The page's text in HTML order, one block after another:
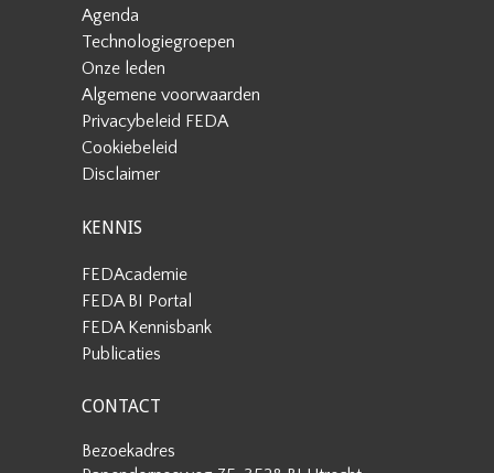
Agenda
Technologiegroepen
Onze leden
Algemene voorwaarden
Privacybeleid FEDA
Cookiebeleid
Disclaimer
KENNIS
FEDAcademie
FEDA BI Portal
FEDA Kennisbank
Publicaties
CONTACT
Bezoekadres